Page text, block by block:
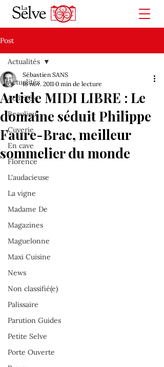
Post
Actualités
Activités
Beaulieu
Cuverie
En cave
Florence
L'audacieuse
La vigne
Madame De
Magazines
Maguelonne
Maxi Cuisine
News
Non classifié(e)
Palissaire
Parution Guides
Petite Selve
Porte Ouverte
Actualités
Article MIDI LIBRE : Le
domaine séduit Philippe
Faure-Brac, meilleur
sommelier du monde
Sébastien SANS
18 nov. 2011 0 min de lecture